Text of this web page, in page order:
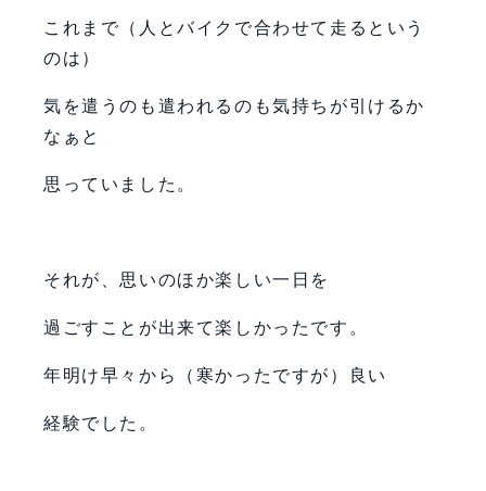
これまで（人とバイクで合わせて走るという
のは）
気を遣うのも遣われるのも気持ちが引けるか
なぁと
思っていました。
それが、思いのほか楽しい一日を
過ごすことが出来て楽しかったです。
年明け早々から（寒かったですが）良い
経験でした。